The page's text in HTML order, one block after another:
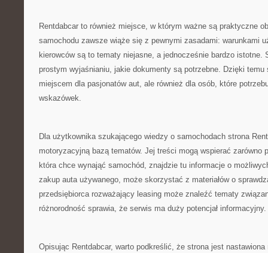
Rentdabcar to również miejsce, w którym ważne są praktyczne
samochodu zawsze wiąże się z pewnymi zasadami: warunkami
kierowców są to tematy niejasne, a jednocześnie bardzo istotne.
prostym wyjaśnianiu, jakie dokumenty są potrzebne. Dzięki temu
miejscem dla pasjonatów aut, ale również dla osób, które
wskazówek.
Dla użytkownika szukającego wiedzy o samochodach strona
motoryzacyjną bazą tematów. Jej treści mogą wspierać zarówno
która chce wynająć samochód, znajdzie tu informacje o
zakup auta używanego, może skorzystać z materiałów o
przedsiębiorca rozważający leasing może znaleźć tematy
różnorodność sprawia, że serwis ma duży potencjał informacyjny.
Opisując Rentdabcar, warto podkreślić, że strona jest